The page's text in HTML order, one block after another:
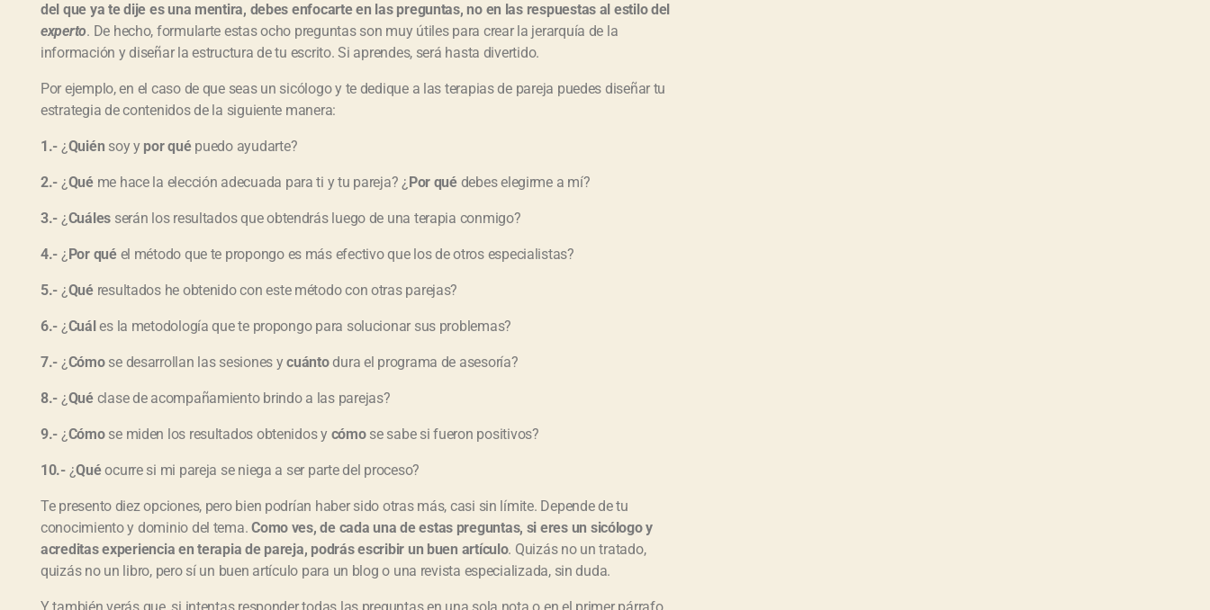
del que ya te dije es una mentira, debes enfocarte en las preguntas, no en las respuestas al estilo del
experto. De hecho, formularte estas ocho preguntas son muy útiles para crear la jerarquía de la
información y diseñar la estructura de tu escrito. Si aprendes, será hasta divertido.
Por ejemplo, en el caso de que seas un sicólogo y te dedique a las terapias de pareja puedes diseñar tu
estrategia de contenidos de la siguiente manera:
1.- ¿Quién soy y por quépuedo ayudarte?
2.- ¿Quéme hace la elección adecuada para ti y tu pareja? ¿ Por quédebes elegirme a mí?
3.- ¿Cuáles serán los resultados que obtendrás luego de una terapia conmigo?
4.- ¿ Por quéel método que te propongo es más efectivo que los de otros especialistas?
5.- ¿Quéresultados he obtenido con este método con otras parejas?
6.- ¿Cuál es la metodología que te propongo para solucionar sus problemas?
7.- ¿Cómose desarrollan las sesiones ycuántodura el programa de asesoría?
8.- ¿Quéclase de acompañamiento brindo a las parejas?
9.- ¿Cómose miden los resultados obtenidos y cómose sabe si fueron positivos?
10.-¿Quéocurre si mi pareja se niega a ser parte del proceso?
Te presento diez opciones, pero bien podrían haber sido otras más, casi sin límite. Depende de tu
conocimiento y dominio del tema.Como ves, de cada una de estas preguntas, si eres un sicólogo y
acreditas experiencia en terapia de pareja, podrás escribir un buen artículo. Quizás no un tratado,
quizás no un libro, pero sí un buen artículo para un blog o una revista especializada, sin duda.